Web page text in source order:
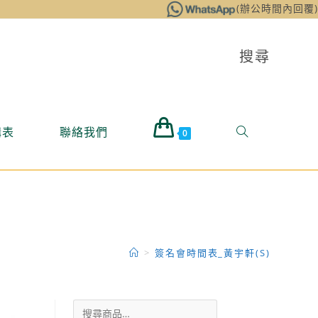
(辦公時間內回覆)
搜尋
聯絡我們 0
> 簽名會時間表_黃宇軒(S)